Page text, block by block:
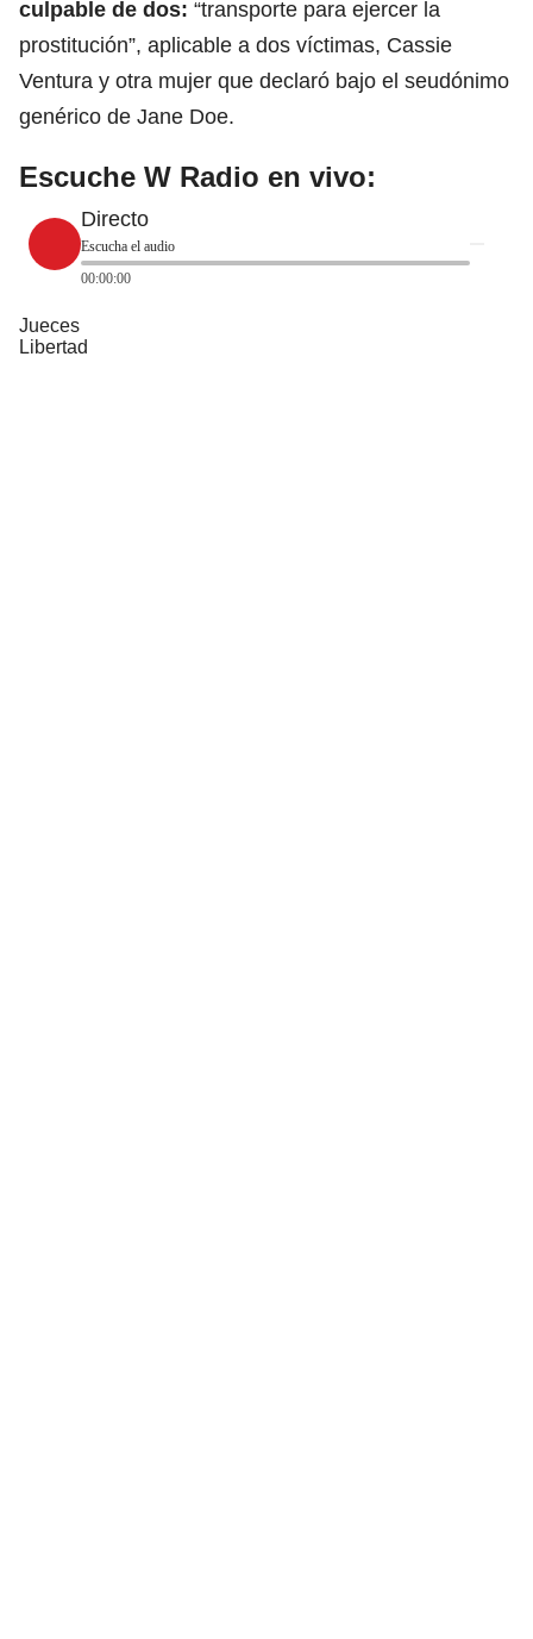
culpable de dos: “transporte para ejercer la
prostitución”, aplicable a dos víctimas, Cassie
Ventura y otra mujer que declaró bajo el seudónimo
genérico de Jane Doe.
Escuche W Radio en vivo:
Directo
Escucha el audio
00:00:00
Jueces
Libertad